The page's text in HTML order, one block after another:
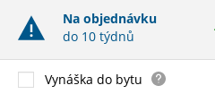
Na objednávku
do 10 týdnů
Vynáška do bytu